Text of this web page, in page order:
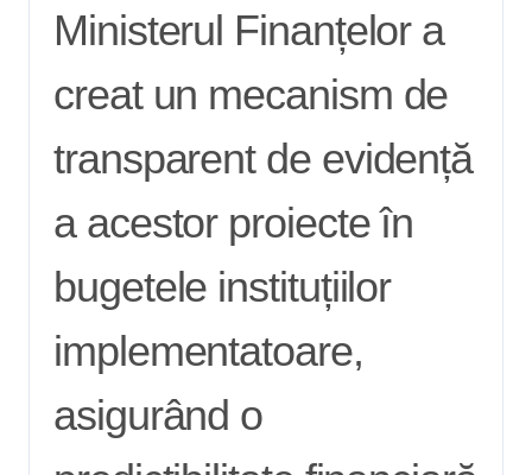
Ministerul Finanțelor a
creat un mecanism de
transparent de evidență
a acestor proiecte în
bugetele instituțiilor
implementatoare,
asigurând o